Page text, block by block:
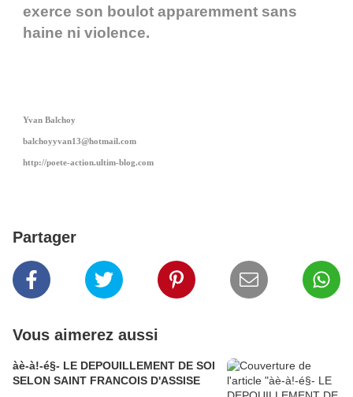
exerce son boulot apparemment sans
haine ni violence.
Yvan Balchoy
balchoyyvan13@hotmail.com
http://poete-action.ultim-blog.com
Partager
Vous aimerez aussi
àè-à!-é§- LE DEPOUILLEMENT DE SOI
SELON SAINT FRANCOIS D'ASSISE